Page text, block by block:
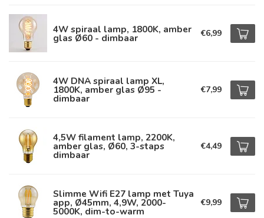
4W spiraal lamp, 1800K, amber
glas Ø60 - dimbaar €6,99
4W DNA spiraal lamp XL,
1800K, amber glas Ø95 -
dimbaar
€7,99
4,5W filament lamp, 2200K,
amber glas, Ø60, 3-staps
dimbaar
€4,49
Slimme Wifi E27 lamp met Tuya
app, Ø45mm, 4,9W, 2000-
5000K, dim-to-warm
€9,99